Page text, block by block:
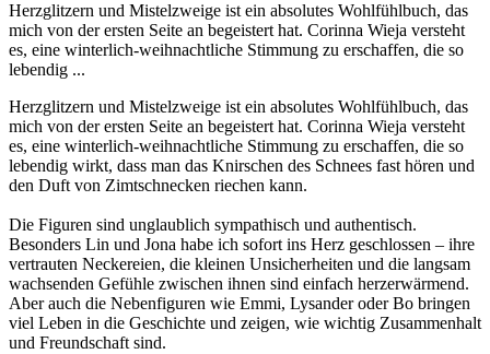
Herzglitzern und Mistelzweige ist ein absolutes Wohlfühlbuch, das
mich von der ersten Seite an begeistert hat. Corinna Wieja versteht
es, eine winterlich-weihnachtliche Stimmung zu erschaffen, die so
lebendig ...
Herzglitzern und Mistelzweige ist ein absolutes Wohlfühlbuch, das
mich von der ersten Seite an begeistert hat. Corinna Wieja versteht
es, eine winterlich-weihnachtliche Stimmung zu erschaffen, die so
lebendig wirkt, dass man das Knirschen des Schnees fast hören und
den Duft von Zimtschnecken riechen kann.
Die Figuren sind unglaublich sympathisch und authentisch.
Besonders Lin und Jona habe ich sofort ins Herz geschlossen – ihre
vertrauten Neckereien, die kleinen Unsicherheiten und die langsam
wachsenden Gefühle zwischen ihnen sind einfach herzerwärmend.
Aber auch die Nebenfiguren wie Emmi, Lysander oder Bo bringen
viel Leben in die Geschichte und zeigen, wie wichtig Zusammenhalt
und Freundschaft sind.